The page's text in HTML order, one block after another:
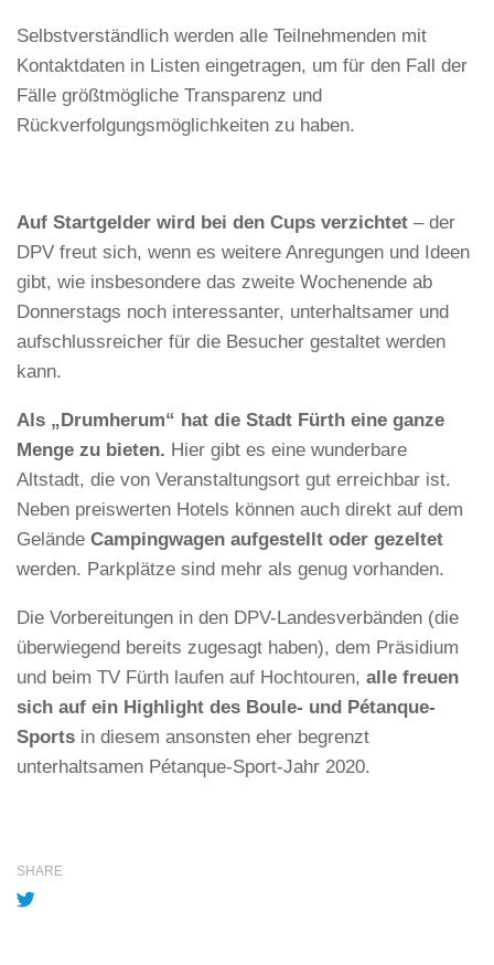
Selbstverständlich werden alle Teilnehmenden mit
Kontaktdaten in Listen eingetragen, um für den Fall der
Fälle größtmögliche Transparenz und
Rückverfolgungsmöglichkeiten zu haben.
Auf Startgelder wird bei den Cups verzichtet – der
DPV freut sich, wenn es weitere Anregungen und Ideen
gibt, wie insbesondere das zweite Wochenende ab
Donnerstags noch interessanter, unterhaltsamer und
aufschlussreicher für die Besucher gestaltet werden
kann.
Als „Drumherum“ hat die Stadt Fürth eine ganze
Menge zu bieten. Hier gibt es eine wunderbare
Altstadt, die von Veranstaltungsort gut erreichbar ist.
Neben preiswerten Hotels können auch direkt auf dem
Gelände Campingwagen aufgestellt oder gezeltet
werden. Parkplätze sind mehr als genug vorhanden.
Die Vorbereitungen in den DPV-Landesverbänden (die
überwiegend bereits zugesagt haben), dem Präsidium
und beim TV Fürth laufen auf Hochtouren, alle freuen
sich auf ein Highlight des Boule- und Pétanque-
Sports in diesem ansonsten eher begrenzt
unterhaltsamen Pétanque-Sport-Jahr 2020.
SHARE